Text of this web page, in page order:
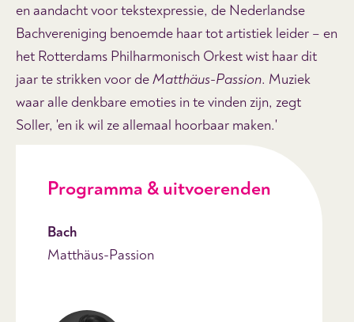
en aandacht voor tekstexpressie, de Nederlandse
Bachvereniging benoemde haar tot artistiek leider – en
het Rotterdams Philharmonisch Orkest wist haar dit
jaar te strikken voor deMatthäus-Passion. Muziek
waar alle denkbare emoties in te vinden zijn, zegt
Soller, 'en ik wil ze allemaal hoorbaar maken.'
Programma & uitvoerenden
Bach
Matthäus-Passion